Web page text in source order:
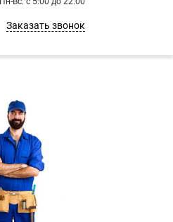
Заказать звонок